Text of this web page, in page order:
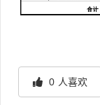
0 人喜欢